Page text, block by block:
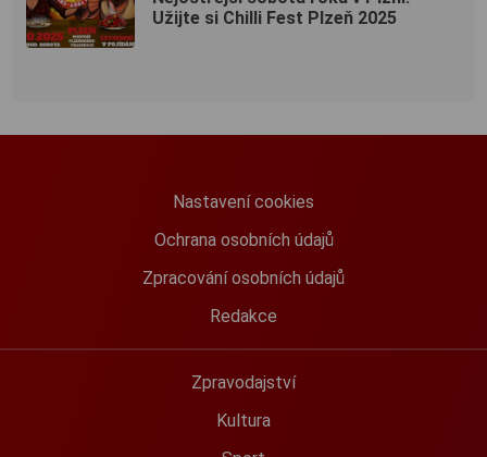
Užijte si Chilli Fest Plzeň 2025
Nastavení cookies
Ochrana osobních údajů
Zpracování osobních údajů
Redakce
Zpravodajství
Kultura